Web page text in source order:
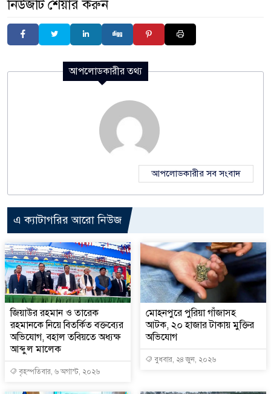
নিউজটি শেয়ার করুন
আপলোডকারীর তথ্য
আপলোডকারীর সব সংবাদ
এ ক্যাটাগরির আরো নিউজ
জিয়াউর রহমান ও তারেক
রহমানকে নিয়ে বিতর্কিত বক্তব্যের
অভিযোগ, বহাল তবিয়তে অধ্যক্ষ
আব্দুল মালেক
বৃহস্পতিবার, ৬ অগাস্ট, ২০২৬
মোহনপুরে পুরিয়া গাঁজাসহ
আটক, ২০ হাজার টাকায় মুক্তির
অভিযোগ
বুধবার, ২৪ জুন, ২০২৬